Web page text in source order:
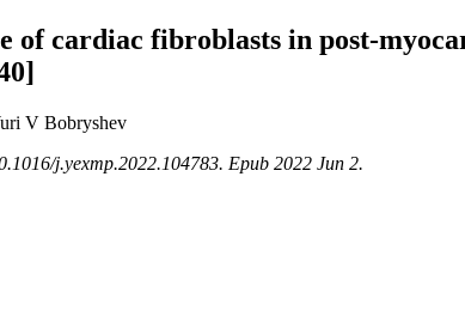
of cardiac fibroblasts in post-
V Bobryshev
j.yexmp.2022.104783. Epub 2022 Jun 2.